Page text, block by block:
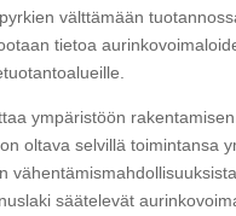
välttämään
tietoa
ympäristöön
oltava selvillä toimintansa
säätelevät